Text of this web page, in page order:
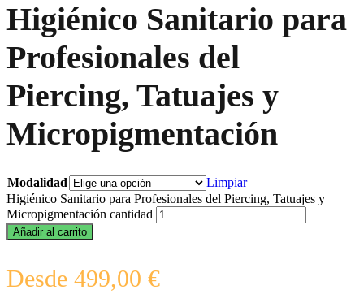
Higiénico Sanitario para
Profesionales del
Piercing, Tatuajes y
Micropigmentación
Modalidad
Limpiar
Higiénico Sanitario para Profesionales del Piercing, Tatuajes y
Micropigmentación cantidad
Añadir al carrito
Desde 499,00 €